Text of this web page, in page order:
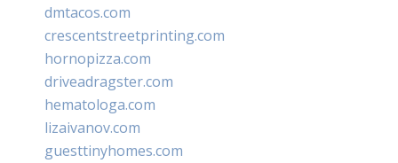
dmtacos.com
crescentstreetprinting.com
hornopizza.com
driveadragster.com
hematologa.com
lizaivanov.com
guesttinyhomes.com